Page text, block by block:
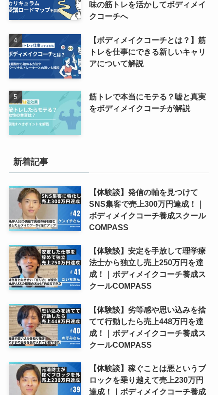
味の筋トレを活かしてボディメイ
クコーチへ
【ボディメイクコーチとは？】筋
トレを仕事にできる新しいキャリ
アについて解説
筋トレで本当にモテる？嘘と真実
をボディメイクコーチが解説
新着記事
【体験談】発信の軸を見つけて
SNS集客で売上300万円達成！｜
ボディメイクコーチ養成スクール
COMPASS
【体験談】安定を手放して理学療
法士から独立し売上250万円を達
成！｜ボディメイクコーチ養成ス
クールCOMPASS
【体験談】劣等感や思い込みを捨
てて行動したら売上448万円を達
成！｜ボディメイクコーチ養成ス
クールCOMPASS
【体験談】稼ぐことは悪というブ
ロックを乗り越えて売上230万円
達成！｜ボディメイクコーチ養成